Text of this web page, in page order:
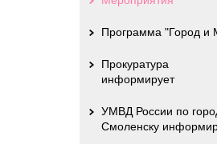
Программа "Город и
Прокуратура
информирует
УМВД России по
Смоленску